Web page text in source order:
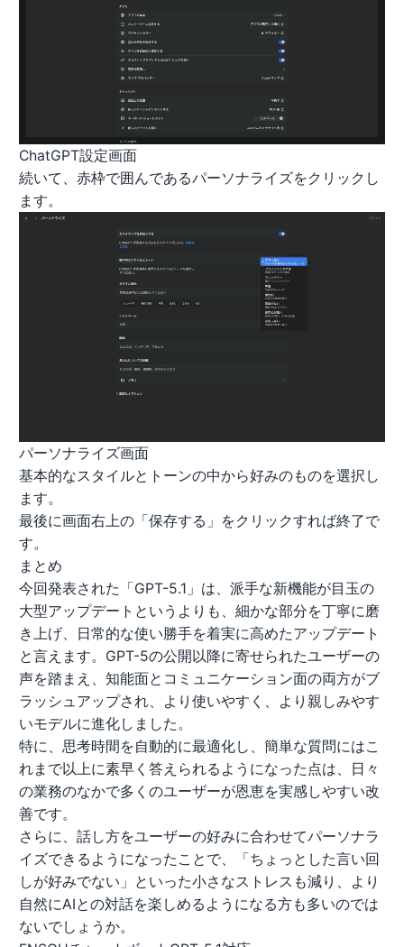
ChatGPT設定画面
続いて、赤枠で囲んであるパーソナライズをクリックし
ます。
パーソナライズ画面
基本的なスタイルとトーンの中から好みのものを選択し
ます。
最後に画面右上の「保存する」をクリックすれば終了で
す。
まとめ
今回発表された「GPT-5.1」は、派手な新機能が目玉の
大型アップデートというよりも、細かな部分を丁寧に磨
き上げ、日常的な使い勝手を着実に高めたアップデート
と言えます。GPT-5の公開以降に寄せられたユーザーの
声を踏まえ、知能面とコミュニケーション面の両方がブ
ラッシュアップされ、より使いやすく、より親しみやす
いモデルに進化しました。
特に、思考時間を自動的に最適化し、簡単な質問にはこ
れまで以上に素早く答えられるようになった点は、日々
の業務のなかで多くのユーザーが恩恵を実感しやすい改
善です。
さらに、話し方をユーザーの好みに合わせてパーソナラ
イズできるようになったことで、「ちょっとした言い回
しが好みでない」といった小さなストレスも減り、より
自然にAIとの対話を楽しめるようになる方も多いのでは
ないでしょうか。